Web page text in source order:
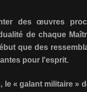
des œuvres
de chaque
que des
pour l'esprit.
le « galant militaire »